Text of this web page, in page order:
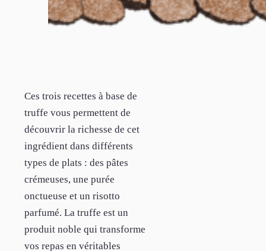
Ces trois recettes à base de
truffe vous permettent de
découvrir la richesse de cet
ingrédient dans différents
types de plats : des pâtes
crémeuses, une purée
onctueuse et un risotto
parfumé. La truffe est un
produit noble qui transforme
vos repas en véritables